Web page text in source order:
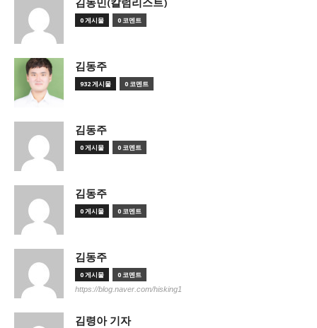
0 게시물 0 코멘트
김동주
932 게시물 0 코멘트
김동주
0 게시물 0 코멘트
김동주
0 게시물 0 코멘트
김동주
0 게시물 0 코멘트
https://blog.naver.com/hisking1
김령아 기자